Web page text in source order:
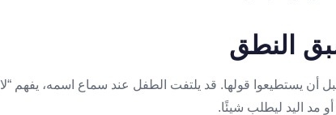
أن يستطيعوا قولها. قد يلتفت الطفل عند سماع اسمه، يفهم
مد اليد ليطلب شيئًا.